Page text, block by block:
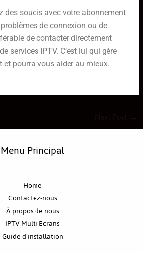
des soucis avec votre abonnement
problèmes de connexion ou de
de contacter directement
services IPTV. C’est lui qui gère
et pourra vous aider au mieux.
Menu Principal
Home
Contactez-nous
À propos de nous
IPTV Multi Ecrans
Guide d’installation